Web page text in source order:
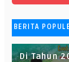
BERITA
Di Tahun